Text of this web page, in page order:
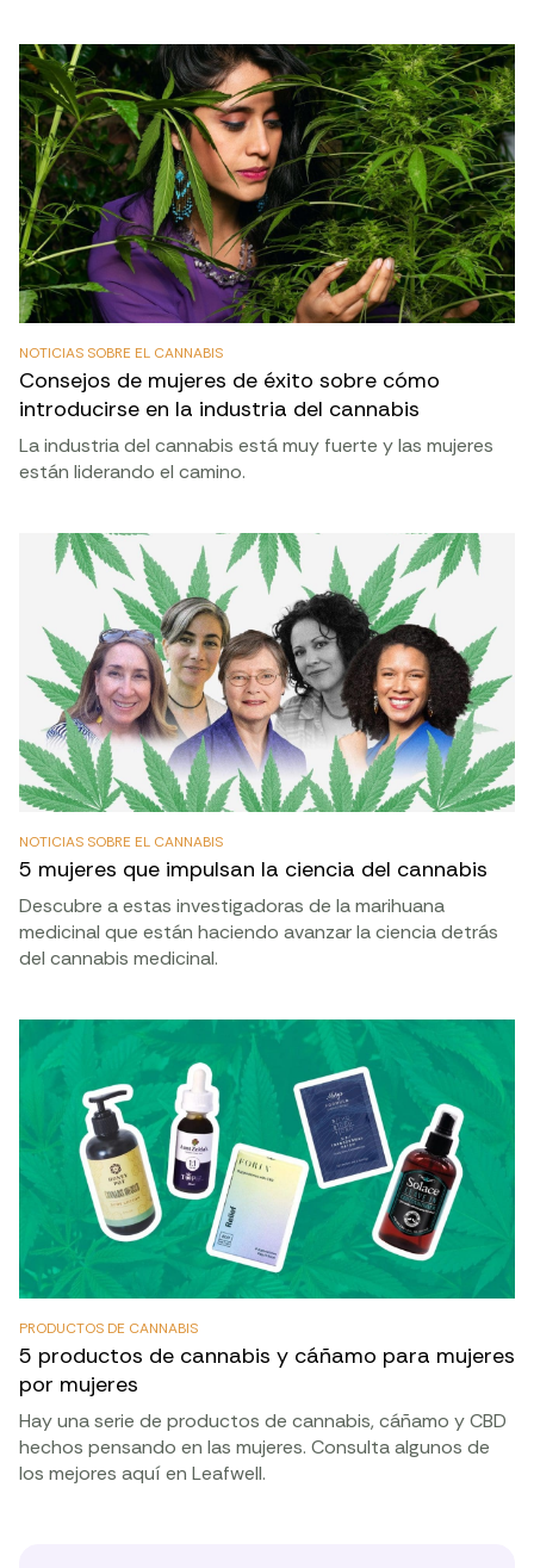
NOTICIAS SOBRE EL CANNABIS
Consejos de mujeres de éxito sobre cómo
introducirse en la industria del cannabis
La industria del cannabis está muy fuerte y las mujeres
están liderando el camino.
NOTICIAS SOBRE EL CANNABIS
5 mujeres que impulsan la ciencia del cannabis
Descubre a estas investigadoras de la marihuana
medicinal que están haciendo avanzar la ciencia detrás
del cannabis medicinal.
PRODUCTOS DE CANNABIS
5 productos de cannabis y cáñamo para mujeres
por mujeres
Hay una serie de productos de cannabis, cáñamo y CBD
hechos pensando en las mujeres. Consulta algunos de
los mejores aquí en Leafwell.